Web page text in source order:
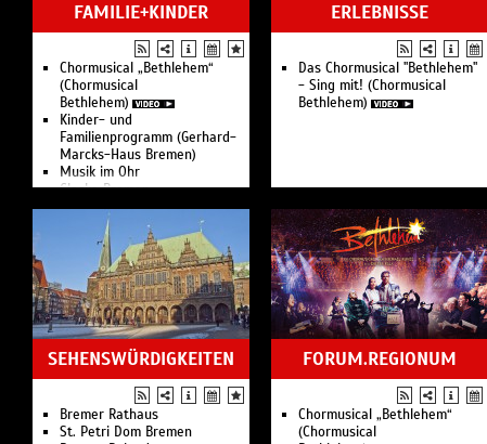
GOP Varieté Bremen
FRITZ Bremen Bühne & Bar
Bremer Kriminal Theater
bremer shakespeare company
Neues Theater Emden
FAMILIE+KINDER
Chormusical „Bethlehem“
(Chormusical
Bethlehem)
Kinder- und
Familienprogramm (Gerhard-
Marcks-Haus Bremen)
Musik im Ohr
Glocke Bremen
Hafenmuseum Bremen
City Marketing Vegesack
Bremen
Mühle am Wall Bremen
Erlebniswelt Kiddo Bremen
Zoo am Meer Bremerhaven
Eissporthalle Paradice
Olbers-Planetarium Bremen
Freizeitbad Vegesack
ERLEBNISSE
Das Chormusical "Bethlehem"
- Sing mit! (Chormusical
Bethlehem)
SEHENSWÜRDIGKEITEN
Bremer Rathaus
St. Petri Dom Bremen
FORUM.REGIONUM
Chormusical „Bethlehem“
(Chormusical